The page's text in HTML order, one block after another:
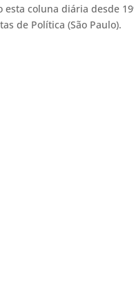
esta coluna diária desde
de Política (São Paulo).